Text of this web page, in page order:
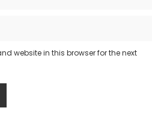
website in this browser for the next